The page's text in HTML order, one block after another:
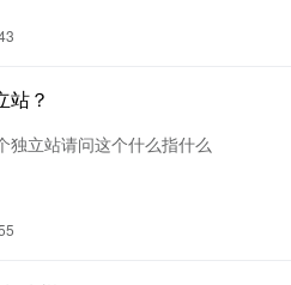
站？
独立站请问这个什么指什么